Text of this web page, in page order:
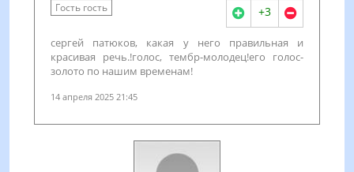
Гость гость +3
сергей патюков, какая у него правильная и
красивая речь.!голос, тембр-молодец!его голос-
золото по нашим временам!
14 апреля 2025 21:45